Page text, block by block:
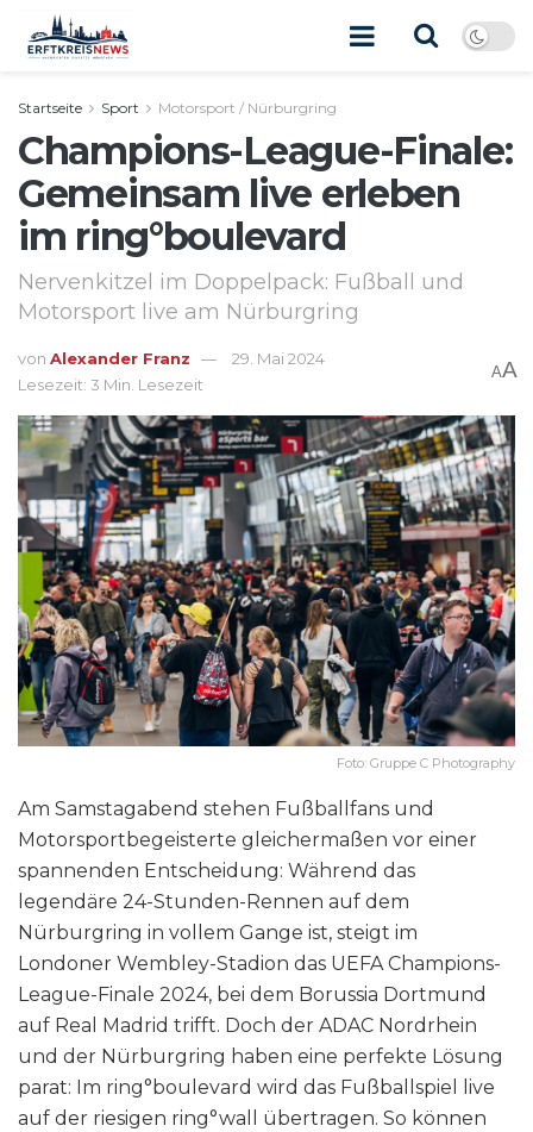
Startseite Sport Motorsport / Nürburgring
Champions-League-Finale:
Gemeinsam live erleben
im ring°boulevard
Nervenkitzel im Doppelpack: Fußball und
Motorsport live am Nürburgring
von Alexander Franz
29. Mai 2024
Lesezeit: 3 Min. Lesezeit
AA
Foto: Gruppe C Photography
Am Samstagabend stehen Fußballfans und
Motorsportbegeisterte gleichermaßen vor einer
spannenden Entscheidung: Während das
legendäre 24-Stunden-Rennen auf dem
Nürburgring in vollem Gange ist, steigt im
Londoner Wembley-Stadion das UEFA Champions-
League-Finale 2024, bei dem Borussia Dortmund
auf Real Madrid trifft. Doch der ADAC Nordrhein
und der Nürburgring haben eine perfekte Lösung
parat: Im ring°boulevard wird das Fußballspiel live
auf der riesigen ring°wall übertragen. So können